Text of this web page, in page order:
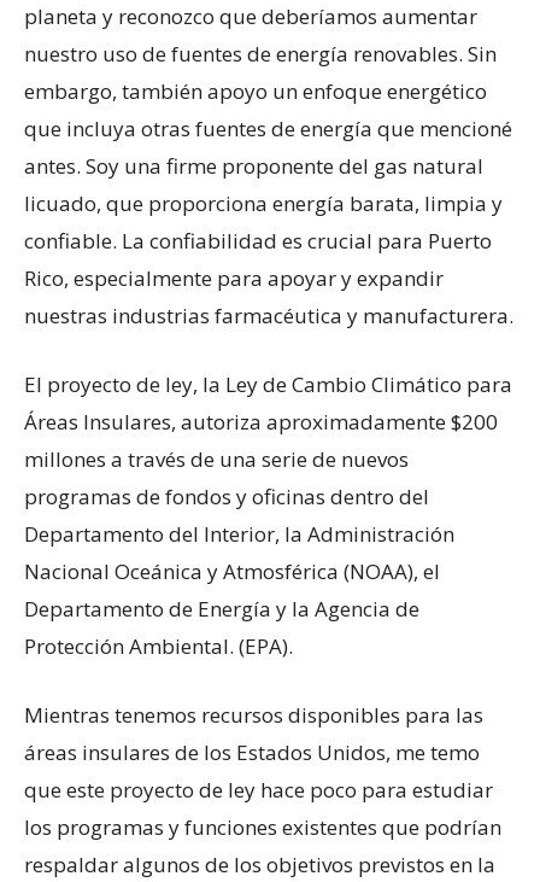
planeta y reconozco que deberíamos aumentar
nuestro uso de fuentes de energía renovables. Sin
embargo, también apoyo un enfoque energético
que incluya otras fuentes de energía que mencioné
antes. Soy una firme proponente del gas natural
licuado, que proporciona energía barata, limpia y
confiable. La confiabilidad es crucial para Puerto
Rico, especialmente para apoyar y expandir
nuestras industrias farmacéutica y manufacturera.
El proyecto de ley, la Ley de Cambio Climático para
Áreas Insulares, autoriza aproximadamente $200
millones a través de una serie de nuevos
programas de fondos y oficinas dentro del
Departamento del Interior, la Administración
Nacional Oceánica y Atmosférica (NOAA), el
Departamento de Energía y la Agencia de
Protección Ambiental. (EPA).
Mientras tenemos recursos disponibles para las
áreas insulares de los Estados Unidos, me temo
que este proyecto de ley hace poco para estudiar
los programas y funciones existentes que podrían
respaldar algunos de los objetivos previstos en la